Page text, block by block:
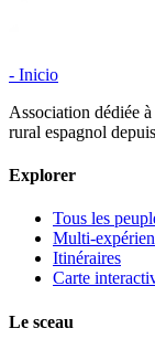
- Inicio
Association dédiée
rural espagnol
Explorer
Tous les
Multi-
Itinéraires
Carte
Le sceau